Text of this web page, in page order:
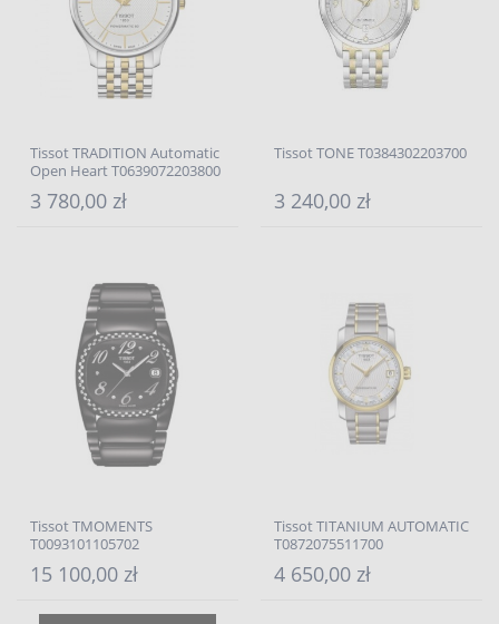
Tissot TRADITION Automatic
Open Heart T0639072203800
3 780,00 zł
Tissot TONE T0384302203700
3 240,00 zł
Tissot TMOMENTS
T0093101105702
15 100,00 zł
Tissot TITANIUM AUTOMATIC
T0872075511700
4 650,00 zł